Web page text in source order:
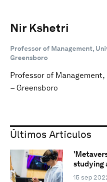
Nir Kshetri
Professor of Management,
Greensboro
Professor of
– Greensboro
Últimos Artículos
studying
15 sep